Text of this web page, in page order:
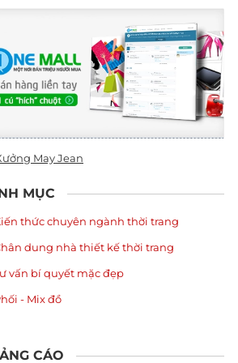
May Jean
MỤC
thức chuyên ngành thời trang
dung nhà thiết kế thời trang
vấn bí quyết mặc đẹp
- Mix đồ
CÁO